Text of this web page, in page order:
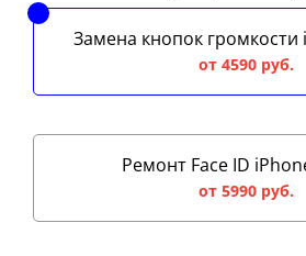
Замена кнопок громкости
от 4590 руб.
Ремонт Face ID
от 5990 руб.